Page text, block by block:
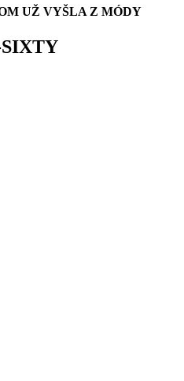
UŽ VYŠLA Z MÓDY